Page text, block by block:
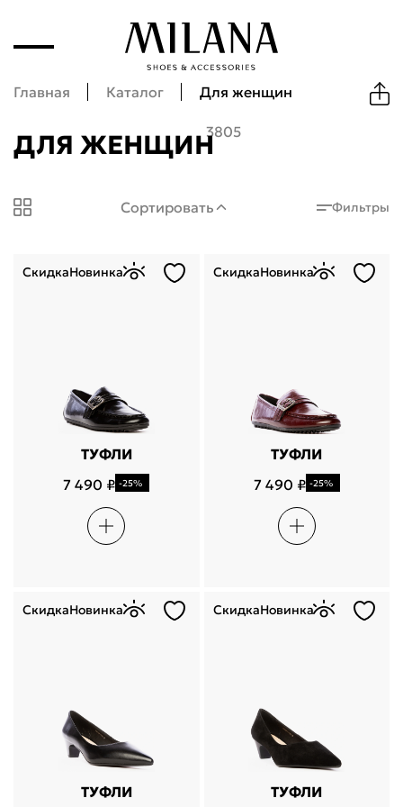
Главная Каталог Для женщин
ДЛЯ ЖЕНЩИН3805
Сортировать Фильтры
ТУФЛИ
7 490 ₽ -25%
СкидкаНовинка
ТУФЛИ
7 490 ₽ -25%
СкидкаНовинка
ТУФЛИ
СкидкаНовинка
ТУФЛИ
СкидкаНовинка